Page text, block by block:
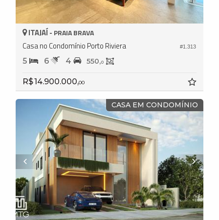
#1.313
ITAJAÍ - PRAIA BRAVA
Casa no Condomínio Porto Riviera
5 6 4 550,0
R$ 14.900.000,00
CASA EM CONDOMÍNIO